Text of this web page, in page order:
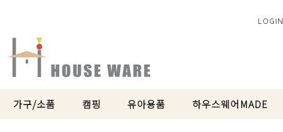
LOGIN
가구/소품 캠핑 유아용품 하우스웨어MADE